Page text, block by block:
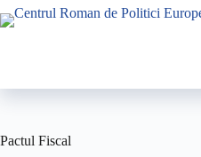
Pactul Fiscal